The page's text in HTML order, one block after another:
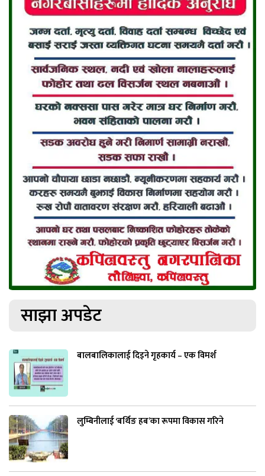
साझा अपडेट
बालबालिकालाई दिइने गृहकार्य – एक विमर्श
लुम्बिनीलाई ‘बर्थिङ हब’का रूपमा विकास गरिने